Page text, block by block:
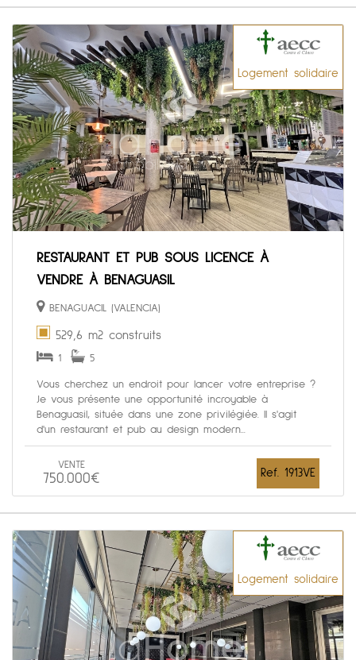
Logement solidaire
RESTAURANT ET PUB SOUS LICENCE À
VENDRE À BENAGUASIL
BENAGUACIL (VALENCIA)
529,6 m2 construits
1 5
Vous cherchez un endroit pour lancer votre entreprise ?
Je vous présente une opportunité incroyable à
Benaguasil, située dans une zone privilégiée. Il s'agit
d'un restaurant et pub au design modern...
VENTE
750.000€ Ref. 1913VE
Logement solidaire